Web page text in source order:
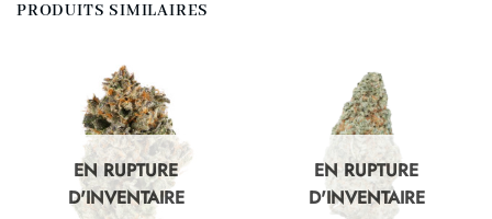
PRODUITS SIMILAIRES
EN RUPTURE
D'INVENTAIRE
EN RUPTURE
D'INVENTAIRE